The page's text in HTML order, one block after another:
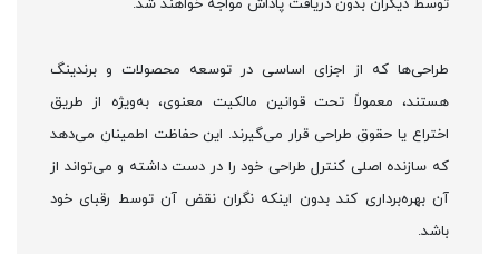
طراحی‌ها که از اجزای اساسی در توسعه محصولات و برندینگ
هستند، معمولاً تحت قوانین مالکیت معنوی، به‌ویژه از طریق
اختراع یا حقوق طراحی قرار می‌گیرند. این حفاظت اطمینان می‌دهد
که سازنده اصلی کنترل طراحی خود را در دست داشته و می‌تواند از
آن بهره‌برداری کند بدون اینکه نگران نقض آن توسط رقبای خود
باشد.